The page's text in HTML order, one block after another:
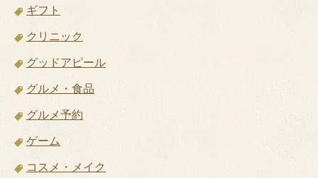
ギフト
クリニック
グッドアピール
グルメ・食品
グルメ予約
ゲーム
コスメ・メイク